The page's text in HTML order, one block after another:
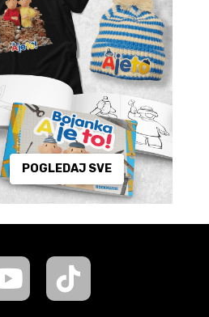
POGLEDAJ SVE